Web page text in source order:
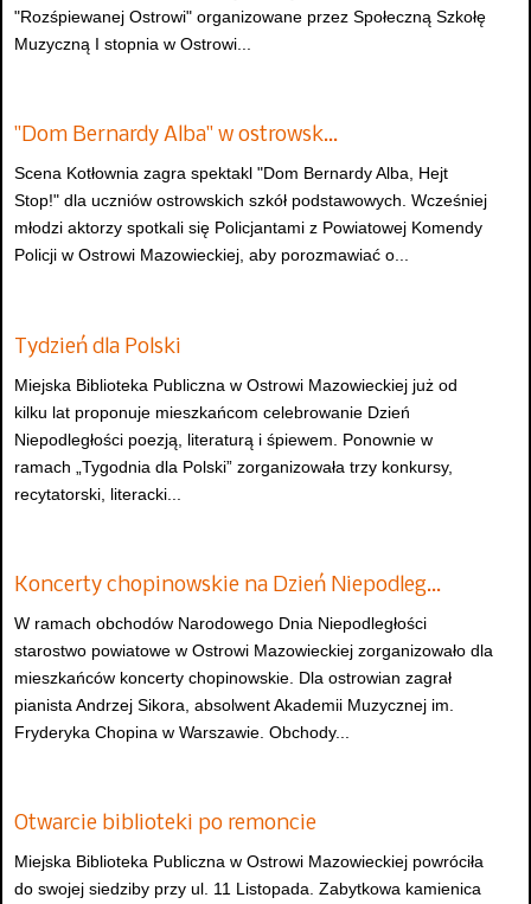
"Rozśpiewanej Ostrowi" organizowane przez Społeczną Szkołę
Muzyczną I stopnia w Ostrowi...
"Dom Bernardy Alba" w ostrowsk…
Scena Kotłownia zagra spektakl "Dom Bernardy Alba, Hejt
Stop!" dla uczniów ostrowskich szkół podstawowych. Wcześniej
młodzi aktorzy spotkali się Policjantami z Powiatowej Komendy
Policji w Ostrowi Mazowieckiej, aby porozmawiać o...
Tydzień dla Polski
Miejska Biblioteka Publiczna w Ostrowi Mazowieckiej już od
kilku lat proponuje mieszkańcom celebrowanie Dzień
Niepodległości poezją, literaturą i śpiewem. Ponownie w
ramach „Tygodnia dla Polski” zorganizowała trzy konkursy,
recytatorski, literacki...
Koncerty chopinowskie na Dzień Niepodleg…
W ramach obchodów Narodowego Dnia Niepodległości
starostwo powiatowe w Ostrowi Mazowieckiej zorganizowało dla
mieszkańców koncerty chopinowskie. Dla ostrowian zagrał
pianista Andrzej Sikora, absolwent Akademii Muzycznej im.
Fryderyka Chopina w Warszawie. Obchody...
Otwarcie biblioteki po remoncie
Miejska Biblioteka Publiczna w Ostrowi Mazowieckiej powróciła
do swojej siedziby przy ul. 11 Listopada. Zabytkowa kamienica